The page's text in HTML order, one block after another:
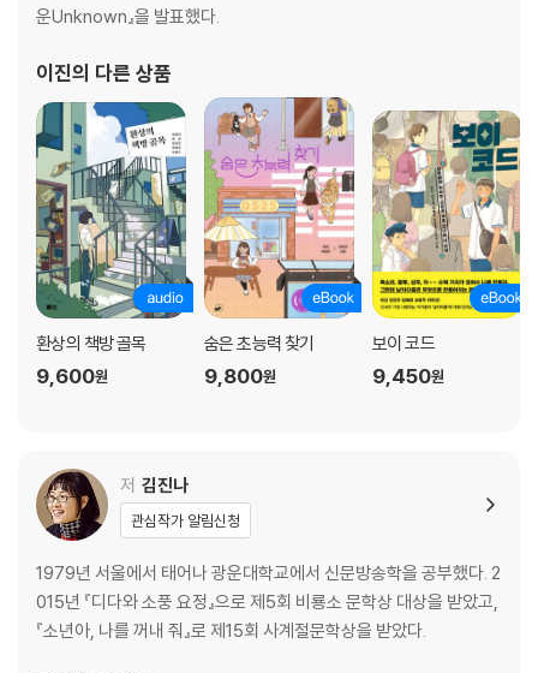
운Unknown』을 발표했다.
이진의 다른 상품
환상의 책방 골목
9,600원
숨은 초능력 찾기
9,800원
보이 코드
9,450원
저 김진나
관심작가 알림신청
1979년 서울에서 태어나 광운대학교에서 신문방송학을 공부했다. 2
015년 『디다와 소풍 요정』으로 제5회 비룡소 문학상 대상을 받았고,
『소년아, 나를 꺼내 줘』로 제15회 사계절문학상을 받았다.